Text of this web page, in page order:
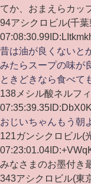
てか、おまえらカッ
94アシクロビル(千
昔は油が良くないと
みたらスープの味が
ときどきなら食べて
138 メシル酸ネルフ
07:35:39.35
おじいちゃんもう朝
121 ガンシクロビル(
07:23:01.04
みなさまのお墨付き
343アシクロビル(東